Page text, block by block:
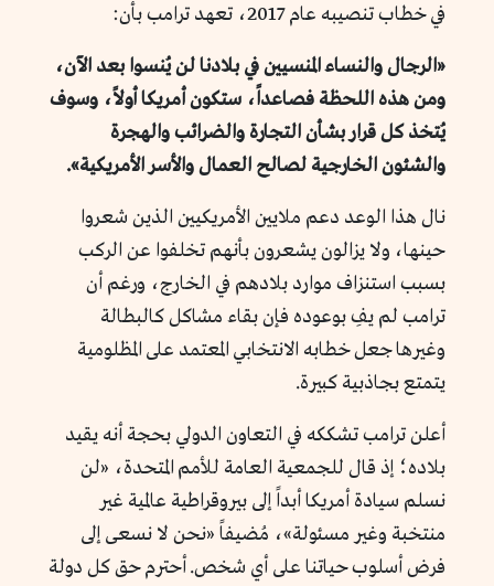
في خطاب تنصيبه عام 2017، تعهد ترامب بأن:
«الرجال والنساء المنسيين في بلادنا لن يُنسوا بعد الآن،
ومن هذه اللحظة فصاعداً، ستكون أمريكاأولاً، وسوف
يُتخذ كل قرار بشأن التجارة والضرائب والهجرة
والشئون الخارجية لصالح العمال والأسر الأمريكية».
نال هذا الوعد دعم ملايين الأمريكيين الذين شعروا
حينها، ولا يزالون يشعرون بأنهم تخلفوا عن الركب
بسبب استنزاف موارد بلادهم في الخارج، ورغم أن
ترامب لم يفِ بوعوده فإن بقاء مشاكل كالبطالة
وغيرها جعل خطابه الانتخابي المعتمد على المظلومية
يتمتع بجاذبية كبيرة.
أعلن ترامب تشككه في التعاون الدولي بحجة أنه يقيد
بلاده؛ إذ قال للجمعية العامة للأمم المتحدة، «لن
نسلم سيادة أمريكا أبداً إلى بيروقراطية عالمية غير
منتخبة وغير مسئولة»، مُضيفاً «نحن لا نسعى إلى
فرض أسلوب حياتنا على أي شخص. أحترم حق كل دولة